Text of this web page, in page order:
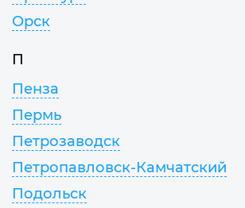
Орск
П
Пенза
Пермь
Петрозаводск
Петропавловск-Камчатский
Подольск